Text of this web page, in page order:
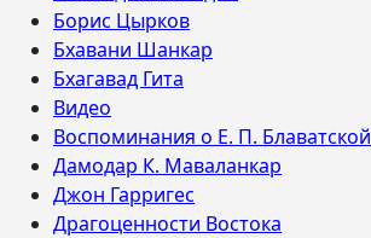
Борис Цырков
Бхавани Шанкар
Бхагавад Гита
Видео
Воспоминания о Е. П. Блаватской
Дамодар К. Маваланкар
Джон Гарригес
Драгоценности Востока